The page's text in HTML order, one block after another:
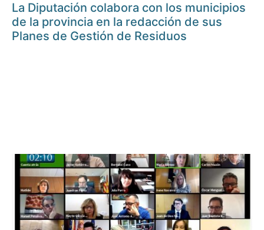
La Diputación colabora con los municipios
de la provincia en la redacción de sus
Planes de Gestión de Residuos